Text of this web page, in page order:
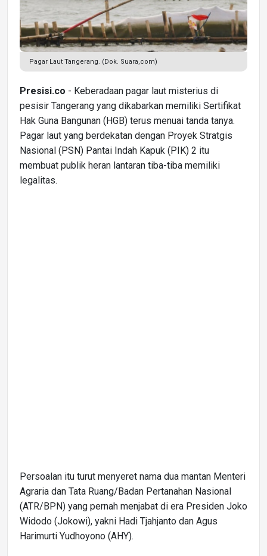
Pagar Laut Tangerang. (Dok. Suara,com)
Presisi.co - Keberadaan pagar laut misterius di
pesisir Tangerang yang dikabarkan memiliki Sertifikat
Hak Guna Bangunan (HGB) terus menuai tanda tanya.
Pagar laut yang berdekatan dengan Proyek Stratgis
Nasional (PSN) Pantai Indah Kapuk (PIK) 2 itu
membuat publik heran lantaran tiba-tiba memiliki
legalitas.
Persoalan itu turut menyeret nama dua mantan Menteri
Agraria dan Tata Ruang/Badan Pertanahan Nasional
(ATR/BPN) yang pernah menjabat di era Presiden Joko
Widodo (Jokowi), yakni Hadi Tjahjanto dan Agus
Harimurti Yudhoyono (AHY).